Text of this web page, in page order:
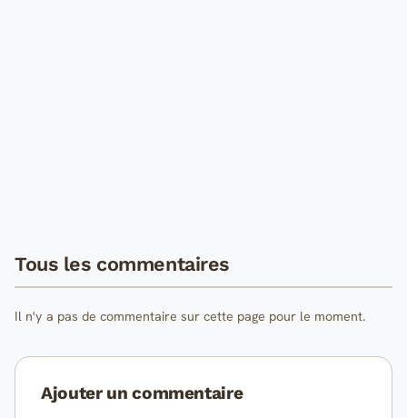
Tous les commentaires
Il n'y a pas de commentaire sur cette page pour le moment.
Ajouter un commentaire